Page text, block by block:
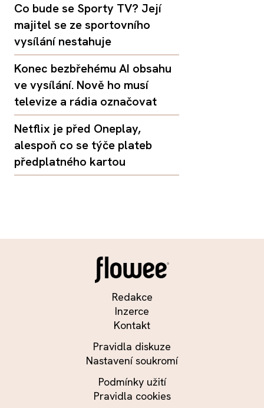
Co bude se Sporty TV? Její
majitel se ze sportovního
vysílání nestahuje
Konec bezbřehému AI obsahu
ve vysílání. Nově ho musí
televize a rádia označovat
Netflix je před Oneplay,
alespoň co se týče plateb
předplatného kartou
Redakce
Inzerce
Kontakt
Pravidla diskuze
Nastavení soukromí
Podmínky užití
Pravidla cookies